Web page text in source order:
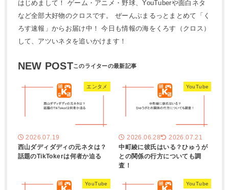
はじめまして！ ゲーム・アニメ・野球、YouTuberや面白ネタ
など全部大好物のクロスです。 ぜーんぶまるっとまとめて「く
ろす速報」からお届け中！ 今日も情報の海をくろす（クロス）
して、アツいネタを追いかけます！
NEW POST
エンタメ
2026.07.19
西山ダディダディの元ネタは？
話題のTikTokerは何者か迫る
YouTube
2026.06.28 2026.07.21
中町綾に彼氏はいる？ひゅうが
との関係の行方についても調
査！
YouTube YouTube